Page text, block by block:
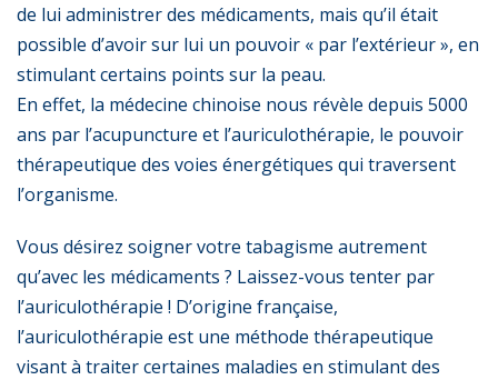
de lui administrer des médicaments, mais qu’il était
possible d’avoir sur lui un pouvoir « par l’extérieur », en
stimulant certains points sur la peau.
En effet, la médecine chinoise nous révèle depuis 5000
ans par l’acupuncture et l’auriculothérapie, le pouvoir
thérapeutique des voies énergétiques qui traversent
l’organisme.
Vous désirez soigner votre tabagisme autrement
qu’avec les médicaments ? Laissez-vous tenter par
l’auriculothérapie ! D’origine française,
l’auriculothérapie est une méthode thérapeutique
visant à traiter certaines maladies en stimulant des